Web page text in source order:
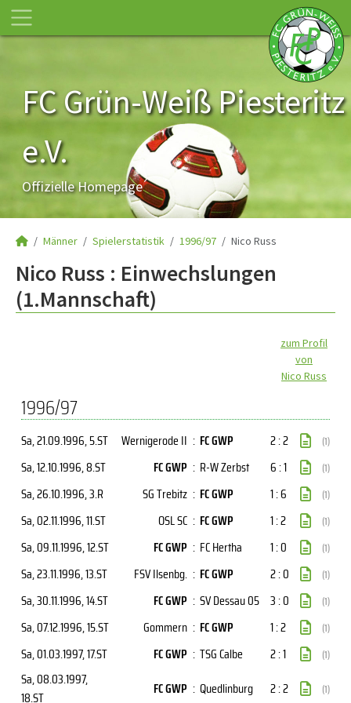
FC Grün-Weiß Piesteritz
e.V.
Offizielle Homepage
Männer Spielerstatistik 1996/97 Nico Russ
Nico Russ : Einwechslungen
(1.Mannschaft)
zum Profil
von
Nico Russ
1996/97
Sa, 21.09.1996, 5.ST Wernigerode II : FC GWP 2 : 2 (1)
Sa, 12.10.1996, 8.ST FC GWP : R-W Zerbst 6 : 1 (1)
Sa, 26.10.1996, 3.R SG Trebitz : FC GWP 1 : 6 (1)
Sa, 02.11.1996, 11.ST OSL SC : FC GWP 1 : 2 (1)
Sa, 09.11.1996, 12.ST FC GWP : FC Hertha 1 : 0 (1)
Sa, 23.11.1996, 13.ST FSV Ilsenbg. : FC GWP 2 : 0 (1)
Sa, 30.11.1996, 14.ST FC GWP : SV Dessau 05 3 : 0 (1)
Sa, 07.12.1996, 15.ST Gommern : FC GWP 1 : 2 (1)
Sa, 01.03.1997, 17.ST FC GWP : TSG Calbe 2 : 1 (1)
Sa, 08.03.1997,
18.ST
FC GWP : Quedlinburg 2 : 2 (1)